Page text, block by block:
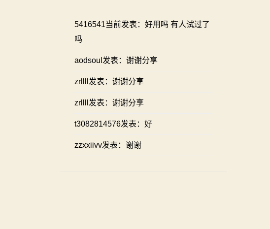
5416541当前发表：好用吗 有人试过了
吗
aodsoul发表：谢谢分享
zrllll发表：谢谢分享
zrllll发表：谢谢分享
t3082814576发表：好
zzxxiivv发表：谢谢